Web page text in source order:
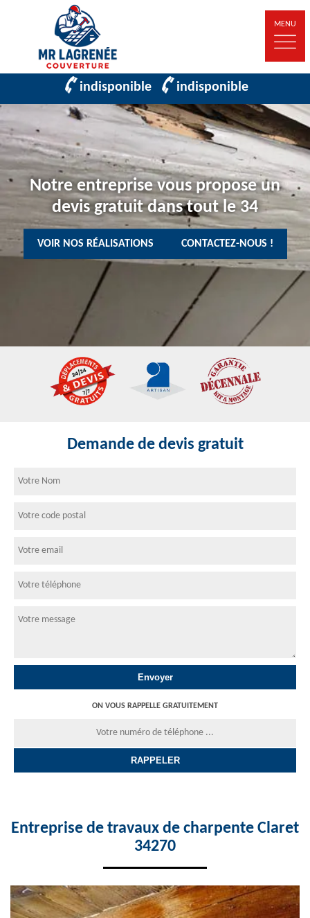
MENU
indisponible indisponible
Notre entreprise vous propose un
devis gratuit dans tout le 34
VOIR NOS RÉALISATIONS CONTACTEZ-NOUS !
Demande de devis gratuit
ON VOUS RAPPELLE GRATUITEMENT
Entreprise de travaux de charpente Claret
34270